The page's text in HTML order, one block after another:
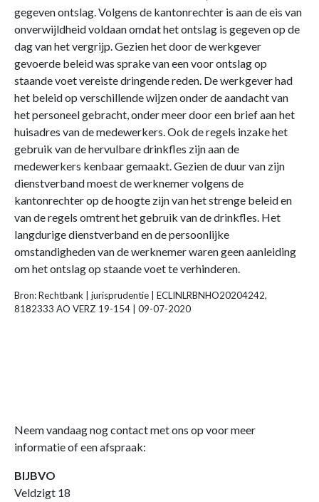
gegeven ontslag. Volgens de kantonrechter is aan de eis van
onverwijldheid voldaan omdat het ontslag is gegeven op de
dag van het vergrijp. Gezien het door de werkgever
gevoerde beleid was sprake van een voor ontslag op
staande voet vereiste dringende reden. De werkgever had
het beleid op verschillende wijzen onder de aandacht van
het personeel gebracht, onder meer door een brief aan het
huisadres van de medewerkers. Ook de regels inzake het
gebruik van de hervulbare drinkfles zijn aan de
medewerkers kenbaar gemaakt. Gezien de duur van zijn
dienstverband moest de werknemer volgens de
kantonrechter op de hoogte zijn van het strenge beleid en
van de regels omtrent het gebruik van de drinkfles. Het
langdurige dienstverband en de persoonlijke
omstandigheden van de werknemer waren geen aanleiding
om het ontslag op staande voet te verhinderen.
Bron: Rechtbank | jurisprudentie | ECLINLRBNHO20204242,
8182333 AO VERZ 19-154 | 09-07-2020
Neem vandaag nog contact met ons op voor meer
informatie of een afspraak:
BIJBVO
Veldzigt 18